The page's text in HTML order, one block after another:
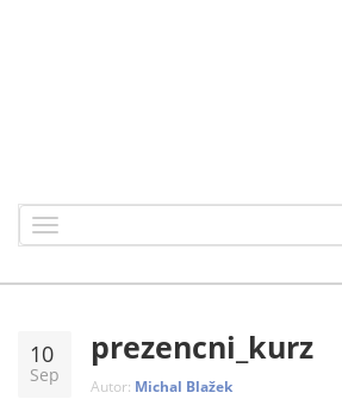
navigation
10
Sep
prezencni_kurz
Autor: Michal Blažek